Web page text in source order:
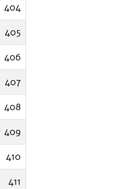
404
405
406
407
408
409
410
411